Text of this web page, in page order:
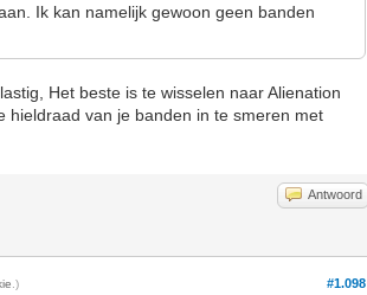
Ik kan namelijk gewoon geen banden
Het beste is te wisselen naar Alienation
hieldraad van je banden in te smeren met
Antwoord
#1.098
.)